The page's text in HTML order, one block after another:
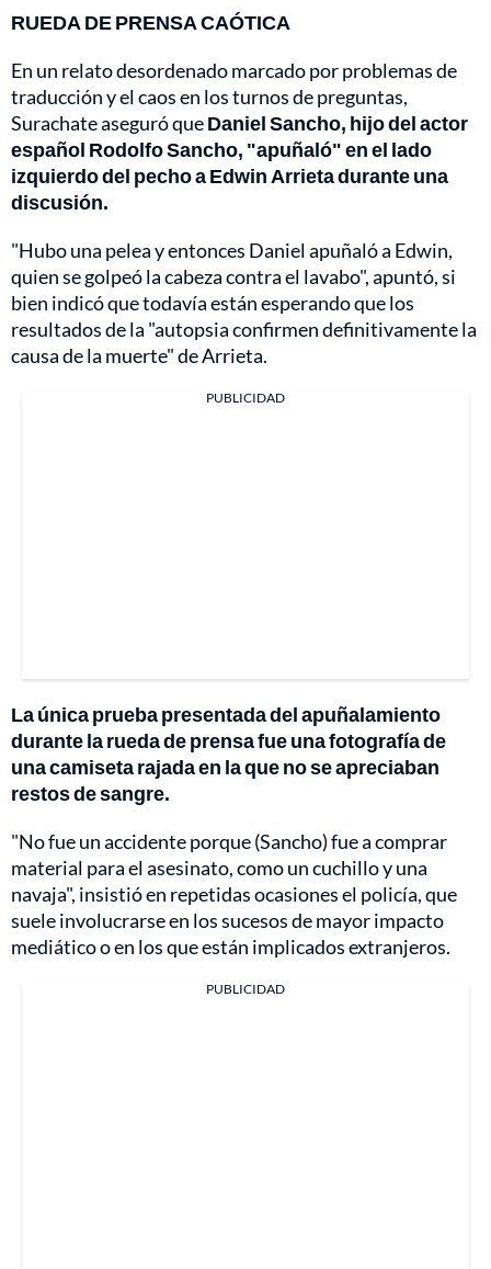
RUEDA DE PRENSA CAÓTICA
En un relato desordenado marcado por problemas de
traducción y el caos en los turnos de preguntas,
Surachate aseguró queDaniel Sancho, hijo del actor
español Rodolfo Sancho, "apuñaló" en el lado
izquierdo del pecho a Edwin Arrieta durante una
discusión.
"Hubo una pelea y entonces Daniel apuñaló a Edwin,
quien se golpeó la cabeza contra el lavabo", apuntó, si
bien indicó que todavía están esperando que los
resultados de la "autopsia confirmen definitivamente la
causa de la muerte" de Arrieta.
PUBLICIDAD
La única prueba presentada del apuñalamiento
durante la rueda de prensa fue una fotografía de
una camiseta rajada en la que no se apreciaban
restos de sangre.
"No fue un accidente porque (Sancho) fue a comprar
material para el asesinato, como un cuchillo y una
navaja", insistió en repetidas ocasiones el policía, que
suele involucrarse en los sucesos de mayor impacto
mediático o en los que están implicados extranjeros.
PUBLICIDAD